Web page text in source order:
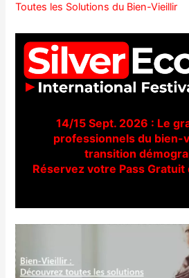
Toutes les Solutions du Bien-Vieillir
14/15 Sept. 2026 : Le
professionnels du bien-
transition
Réservez votre Pass